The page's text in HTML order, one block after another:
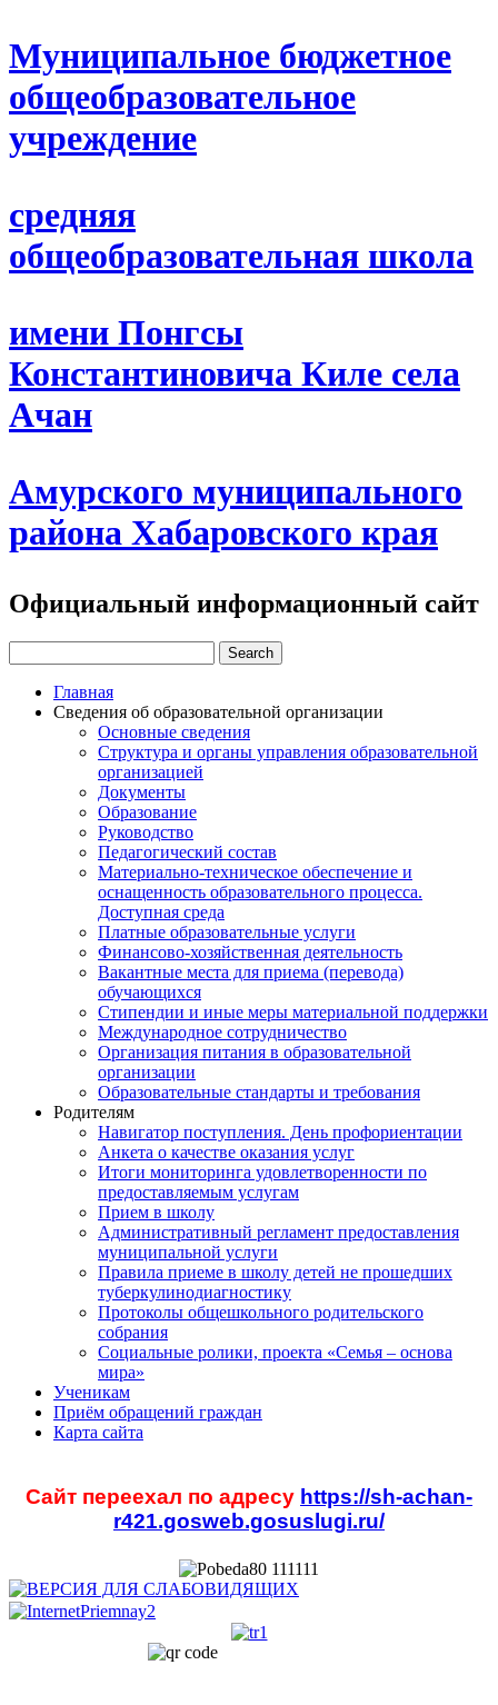
Муниципальное бюджетное
общеобразовательное
учреждение
средняя
общеобразовательная школа
имени Понгсы
Константиновича Киле села
Ачан
Амурского муниципального
района Хабаровского края
Официальный информационный сайт
Главная
Сведения об образовательной организации
Основные сведения
Структура и органы управления образовательной
организацией
Документы
Образование
Руководство
Педагогический состав
Материально-техническое обеспечение и
оснащенность образовательного процесса.
Доступная среда
Платные образовательные услуги
Финансово-хозяйственная деятельность
Вакантные места для приема (перевода)
обучающихся
Стипендии и иные меры материальной поддержки
Международное сотрудничество
Организация питания в образовательной
организации
Образовательные стандарты и требования
Родителям
Навигатор поступления. День профориентации
Анкета о качестве оказания услуг
Итоги мониторинга удовлетворенности по
предоставляемым услугам
Прием в школу
Административный регламент предоставления
муниципальной услуги
Правила приеме в школу детей не прошедших
туберкулинодиагностику
Протоколы общешкольного родительского
собрания
Социальные ролики, проекта «Семья – основа
мира»
Ученикам
Приём обращений граждан
Карта сайта
Сайт переехал по адресу https://sh-achan-
r421.gosweb.gosuslugi.ru/